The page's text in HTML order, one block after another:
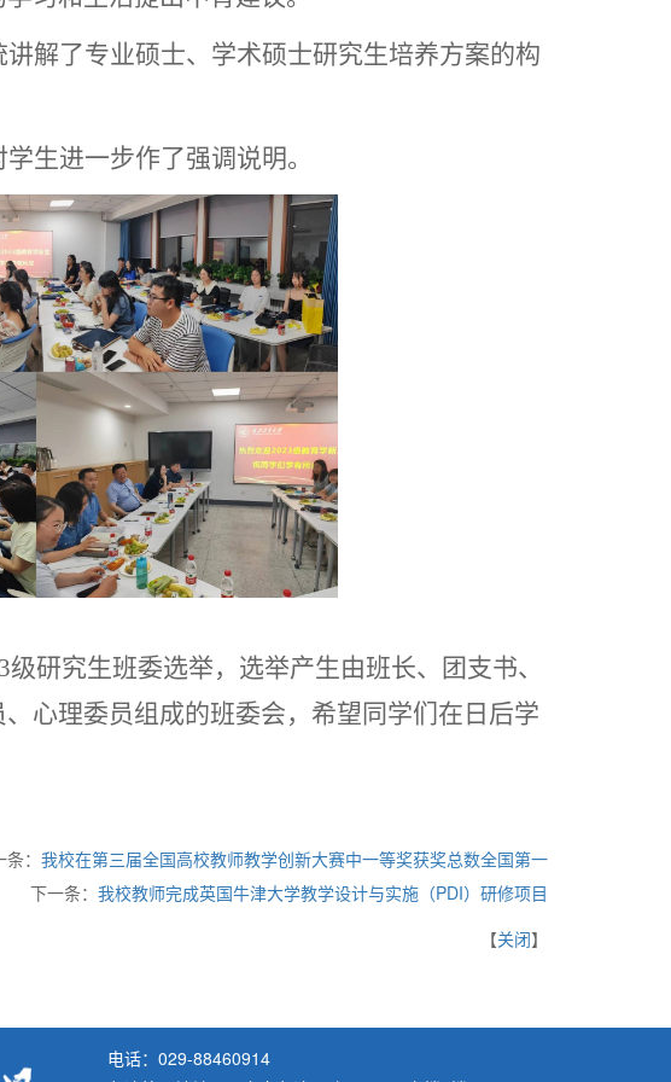
解了专业硕士、学术硕士研究生培养方案的构
生进一步作了强调说明。
级研究生班委选举，选举产生由班长、团支书、
心理委员组成的班委会，希望同学们在日后学
条： 我校在第三届全国高校教师教学创新大赛中一等奖获奖总数全国第一
下一条： 我校教师完成英国牛津大学教学设计与实施（PDI）研修项目
【关闭】
电话：029-88460914